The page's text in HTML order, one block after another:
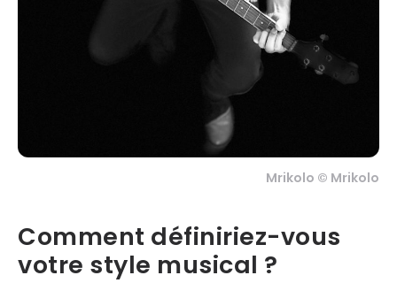
Mrikolo © Mrikolo
Comment définiriez-vous
votre style musical ?